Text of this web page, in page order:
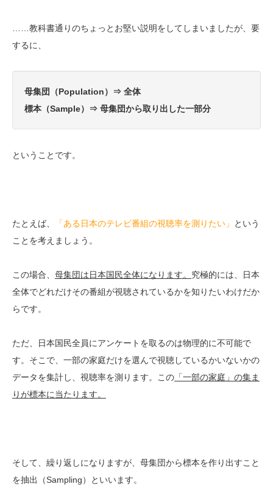
……教科書通りのちょっとお堅い説明をしてしまいましたが、要
するに、
母集団（Population）⇒ 全体
標本（Sample）⇒ 母集団から取り出した一部分
ということです。
たとえば、 「ある日本のテレビ番組の視聴率を測りたい」
という
ことを考えましょう。
この場合、 母集団は日本国民全体になります。 究極的には、日本
全体でどれだけその番組が視聴されているかを知りたいわけだか
らです。
ただ、日本国民全員にアンケートを取るのは物理的に不可能で
す。そこで、一部の家庭だけを選んで視聴しているかいないかの
データを集計し、視聴率を測ります。この 「一部の家庭」の集ま
りが標本に当たります。
そして、繰り返しになりますが、母集団から標本を作り出すこと
を抽出（Sampling）といいます。